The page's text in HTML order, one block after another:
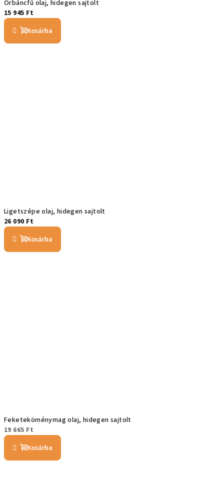
Orbáncfű olaj, hidegen sajtolt
15 945 Ft
Kosárba
Ligetszépe olaj, hidegen sajtolt
26 090 Ft
Kosárba
Feketeköménymag olaj, hidegen sajtolt
19 665 Ft
Kosárba